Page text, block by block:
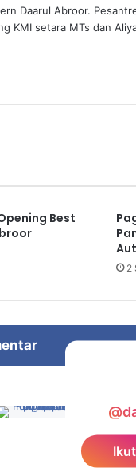
Daarul Abroor.
KMI setara MTs dan
Best
2